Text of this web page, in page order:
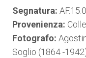
Segnatura:
Provenienza:
Fotografo:
Soglio (1864 -